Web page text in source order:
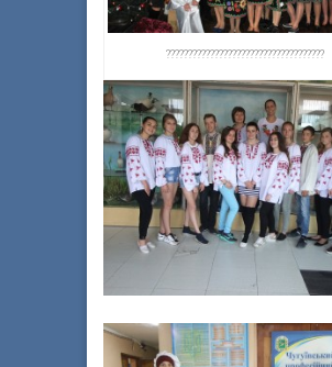
????????????????????????????????????